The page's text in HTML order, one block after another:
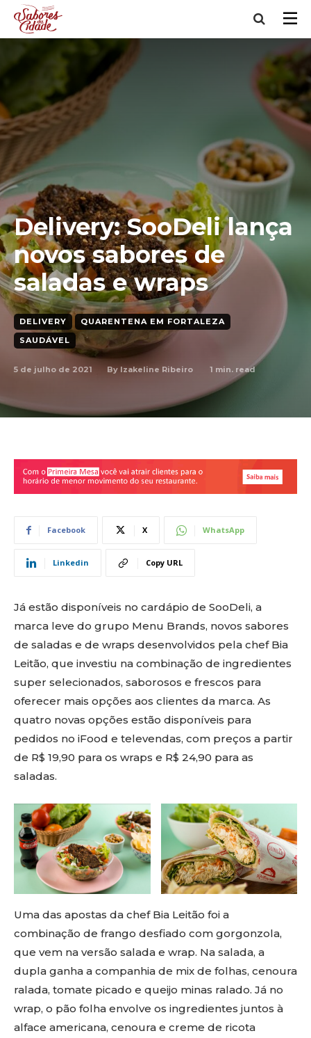
Delivery: SooDeli lança
novos sabores de
saladas e wraps
DELIVERY
QUARENTENA EM FORTALEZA
SAUDÁVEL
5 de julho de 2021 By Izakeline Ribeiro 1 min. read
Facebook X WhatsApp
Linkedin Copy URL
Já estão disponíveis no cardápio de SooDeli, a
marca leve do grupo Menu Brands, novos sabores
de saladas e de wraps desenvolvidos pela chef Bia
Leitão, que investiu na combinação de ingredientes
super selecionados, saborosos e frescos para
oferecer mais opções aos clientes da marca. As
quatro novas opções estão disponíveis para
pedidos no iFood e televendas, com preços a partir
de R$ 19,90 para os wraps e R$ 24,90 para as
saladas.
Uma das apostas da chef Bia Leitão foi a
combinação de frango desfiado com gorgonzola,
que vem na versão salada e wrap. Na salada, a
dupla ganha a companhia de mix de folhas, cenoura
ralada, tomate picado e queijo minas ralado. Já no
wrap, o pão folha envolve os ingredientes juntos à
alface americana, cenoura e creme de ricota